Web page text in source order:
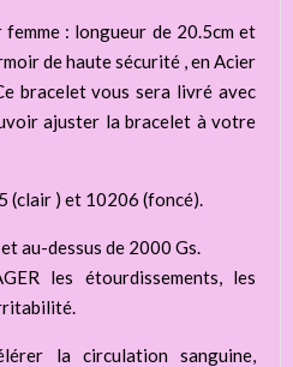
: longueur de 20.5cm et
de haute sécurité , en Acier
bracelet vous sera livré avec
ajuster la bracelet à votre
(clair ) et 10206 (foncé).
au-dessus de 2000 Gs.
les étourdissements, les
la circulation sanguine,